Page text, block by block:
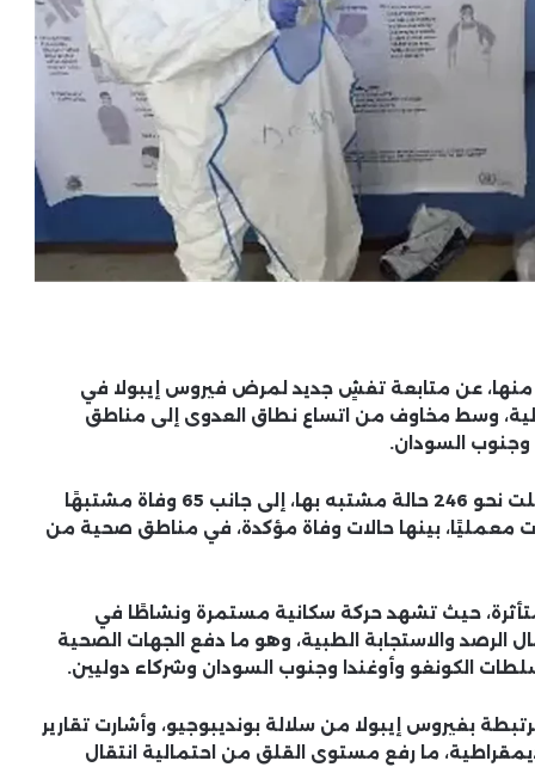
منها، عن متابعة تفشٍ جديد لمرض فيروس إيبولا في
وسط مخاوف من اتساع نطاق العدوى إلى مناطق
وجنوب السودان.
نحو 246 حالة مشتبه بها ، إلى جانب
65 وفاة مشتبهًا
معمليًا، بينها حالات وفاة مؤكدة، في مناطق صحية من
حيث تشهد حركة سكانية مستمرة ونشاطًا في
الرصد والاستجابة الطبية، وهو ما دفع الجهات الصحية
الكونغو وأوغندا وجنوب السودان وشركاء دوليين.
بفيروس إيبولا من سلالة بونديبوجيو، وأشارت تقارير
ما رفع مستوى القلق من احتمالية انتقال